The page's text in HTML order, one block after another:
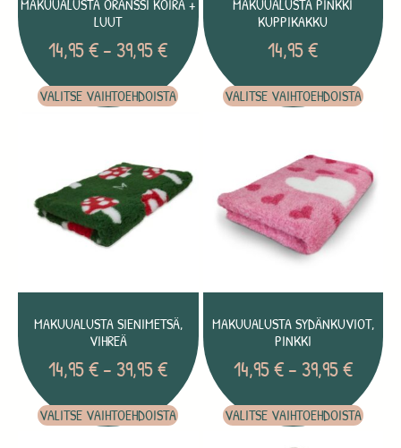
MAKUUALUSTA ORANSSI KOIRA +
LUUT
14,95€– 39,95€
VALITSE VAIHTOEHDOISTA
MAKUUALUSTA PINKKI
KUPPIKAKKU
14,95€
VALITSE VAIHTOEHDOISTA
MAKUUALUSTA SIENIMETSÄ,
VIHREÄ
14,95€– 39,95€
VALITSE VAIHTOEHDOISTA
MAKUUALUSTA SYDÄNKUVIOT,
PINKKI
14,95€ – 39,95€
VALITSE VAIHTOEHDOISTA